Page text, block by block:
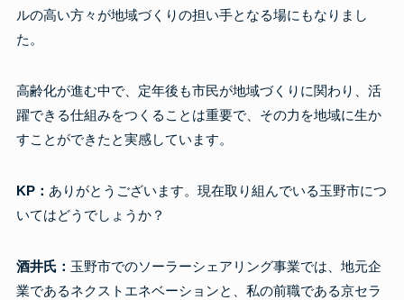
ルの高い方々が地域づくりの担い手となる場にもなりまし
た。
高齢化が進む中で、定年後も市民が地域づくりに関わり、活
躍できる仕組みをつくることは重要で、その力を地域に生か
すことができたと実感しています。
KP： ありがとうございます。現在取り組んでいる玉野市につ
いてはどうでしょうか？
酒井氏： 玉野市でのソーラーシェアリング事業では、地元企
業であるネクストエネベーションと、私の前職である京セラ